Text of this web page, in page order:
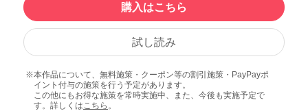
購入はこちら
試し読み
本作品について、無料施策・クーポン等の割引施策・PayPayポ
イント付与の施策を行う予定があります。
この他にもお得な施策を常時実施中、また、今後も実施予定で
す。詳しくはこちら 。